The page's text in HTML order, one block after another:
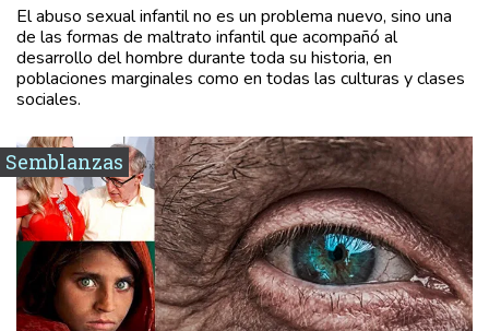
El abuso sexual infantil no es un problema nuevo, sino una
de las formas de maltrato infantil que acompañó al
desarrollo del hombre durante toda su historia, en
poblaciones marginales como en todas las culturas y clases
sociales.
Semblanzas